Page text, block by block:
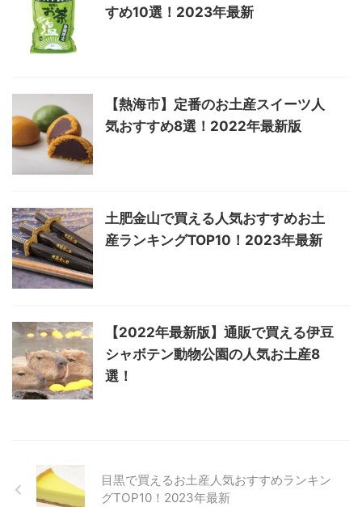
すめ10選！2023年最新
【熱海市】定番のお土産スイーツ人
気おすすめ8選！2022年最新版
土肥金山で買える人気おすすめお土
産ランキングTOP10！2023年最新
【2022年最新版】通販で買える伊豆
シャボテン動物公園の人気お土産8
選！
目黒で買えるお土産人気おすすめランキン
グTOP10！2023年最新